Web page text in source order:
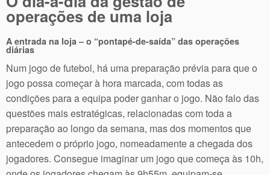
operações de uma loja
A entrada na loja – o “pontapé-de-saída” das operações
diárias
Num jogo de futebol, há uma preparação prévia para que o
jogo possa começar à hora marcada, com todas as
condições para a equipa poder ganhar o jogo. Não falo das
questões mais estratégicas, relacionadas com toda a
preparação ao longo da semana, mas dos momentos que
antecedem o próprio jogo, nomeadamente a chegada dos
jogadores. Consegue imaginar um jogo que começa às 10h,